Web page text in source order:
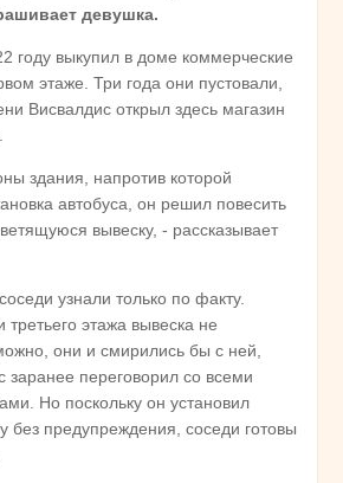
девушка.
году выкупил в доме коммерческие
этаже. Три года они пустовали,
Висвалдис открыл здесь магазин
здания, напротив которой
автобуса, он решил повесить
вывеску, - рассказывает
узнали только по факту.
этажа вывеска не
они и смирились бы с ней,
заранее переговорил со всеми
Но поскольку он установил
без предупреждения, соседи готовы